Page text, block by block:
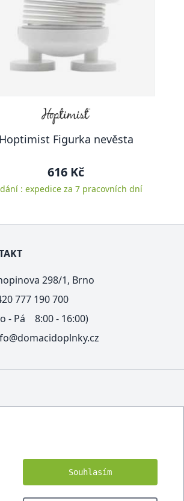
Hoptimist Figurka nevěsta
616 Kč
: expedice za 7 pracovních dní
Souhlasím
298/1, Brno
777 190 700
- Pá 8:00 - 16:00)